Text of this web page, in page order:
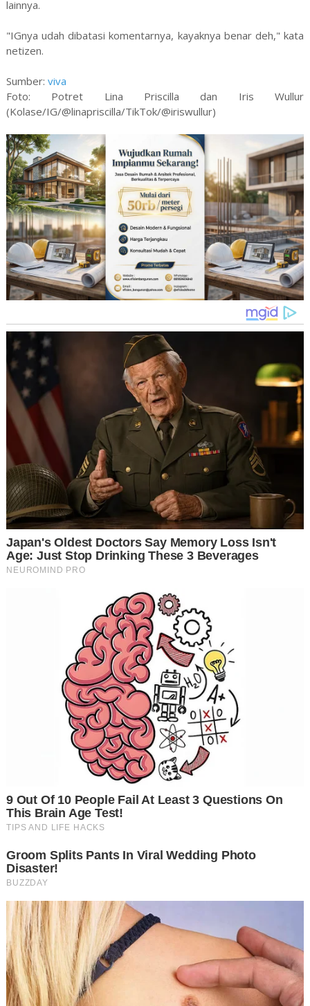
lainnya.
"IGnya udah dibatasi komentarnya, kayaknya benar deh," kata
netizen.
Sumber: viva
Foto: Potret Lina Priscilla dan Iris Wullur
(Kolase/IG/@linapriscilla/TikTok/@iriswullur)